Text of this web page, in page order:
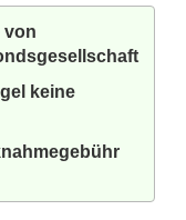
von
keine